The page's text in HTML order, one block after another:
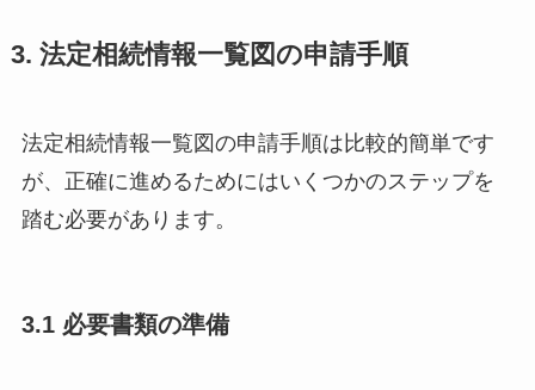
3. 法定相続情報一覧図の申請手順
法定相続情報一覧図の申請手順は比較的簡単です
が、正確に進めるためにはいくつかのステップを
踏む必要があります。
3.1 必要書類の準備